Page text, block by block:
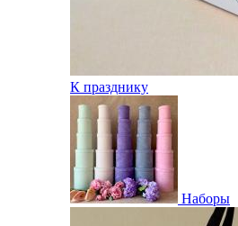
К празднику
Наборы